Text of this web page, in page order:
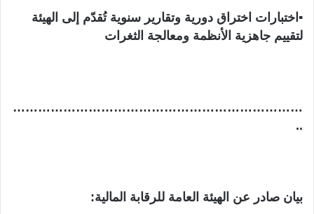
▪︎اختبارات اختراق دورية وتقارير سنوية تُقدّم إلى الهيئة
لتقييم جاهزية الأنظمة ومعالجة الثغرات
……………………………………………………………
..
بيان صادر عن الهيئة العامة للرقابة المالية: